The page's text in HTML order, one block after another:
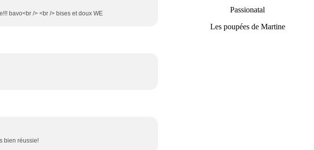
bavo<br /> <br /> bises et doux WE
bien réussie!
Passionatal
Les poupées de Martine